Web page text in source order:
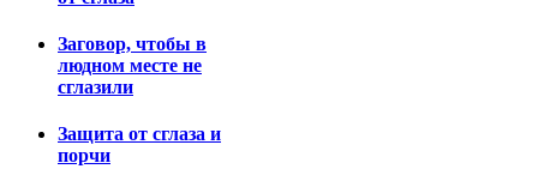
Заговор, чтобы в
людном месте не
сглазили
Защита от сглаза и
порчи